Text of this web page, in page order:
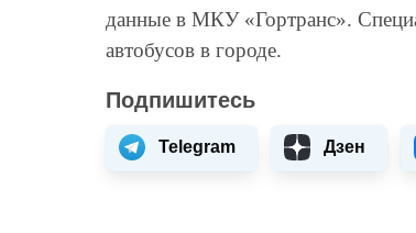
данные в МКУ «Гортранс».
автобусов в городе.
Подпишитесь
Telegram Дзен